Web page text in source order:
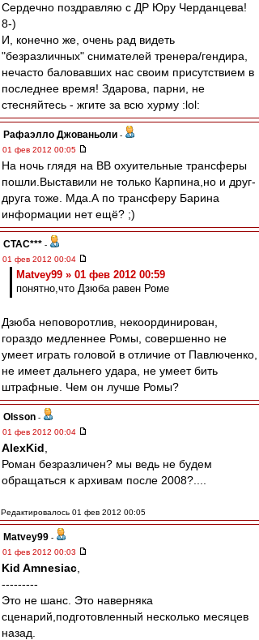
Сердечно поздравляю с ДР Юру Черданцева!
8-)
И, конечно же, очень рад видеть
"безразличных" снимателей тренера/гендира,
нечасто баловавших нас своим присутствием в
последнее время! Здарова, парни, не
стесняйтесь - жгите за всю хурму :lol:
Рафаэлло Джованьоли -
01 фев 2012 00:05
На ночь глядя на ВВ охуительные трансферы
пошли.Выставили не только Карпина,но и друг-
друга тоже. Мда.А по трансферу Барина
информации нет ещё? ;)
CTAC*** -
01 фев 2012 00:04
Matvey99 » 01 фев 2012 00:59
понятно,что Дзюба равен Роме
Дзюба неповоротлив, некоординирован,
гораздо медленнее Ромы, совершенно не
умеет играть головой в отличие от Павлюченко,
не имеет дальнего удара, не умеет бить
штрафные. Чем он лучше Ромы?
Olsson -
01 фев 2012 00:04
AlexKid
Роман безразличен? мы ведь не будем
обращаться к архивам после 2008?....
Редактировалось 01 фев 2012 00:05
Matvey99 -
01 фев 2012 00:03
Kid Amnesiac
---------
Это не шанс. Это наверняка
сценарий,подготовленный несколько месяцев
назад.